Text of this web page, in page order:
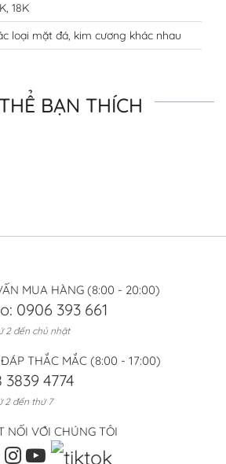
18K
loại mặt đá, kim cương khác nhau
BẠN THÍCH
MUA HÀNG (8:00 - 20:00)
0906 393 661
2 đến chủ nhật
THẮC MẮC (8:00 - 17:00)
3839 4774
2 đến thứ 7
NỐI VỚI CHÚNG TÔI